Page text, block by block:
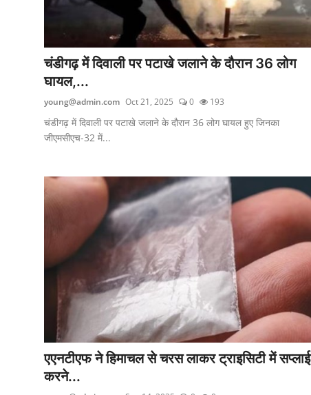
चंडीगढ़ में दिवाली पर पटाखे जलाने के दौरान 36 लोग
घायल,...
young@admin.com Oct 21, 2025 0 193
चंडीगढ़ में दिवाली पर पटाखे जलाने के दौरान 36 लोग घायल हुए जिनका
जीएमसीएच-32 में...
एएनटीएफ ने हिमाचल से चरस लाकर ट्राइसिटी में सप्लाई
करने...